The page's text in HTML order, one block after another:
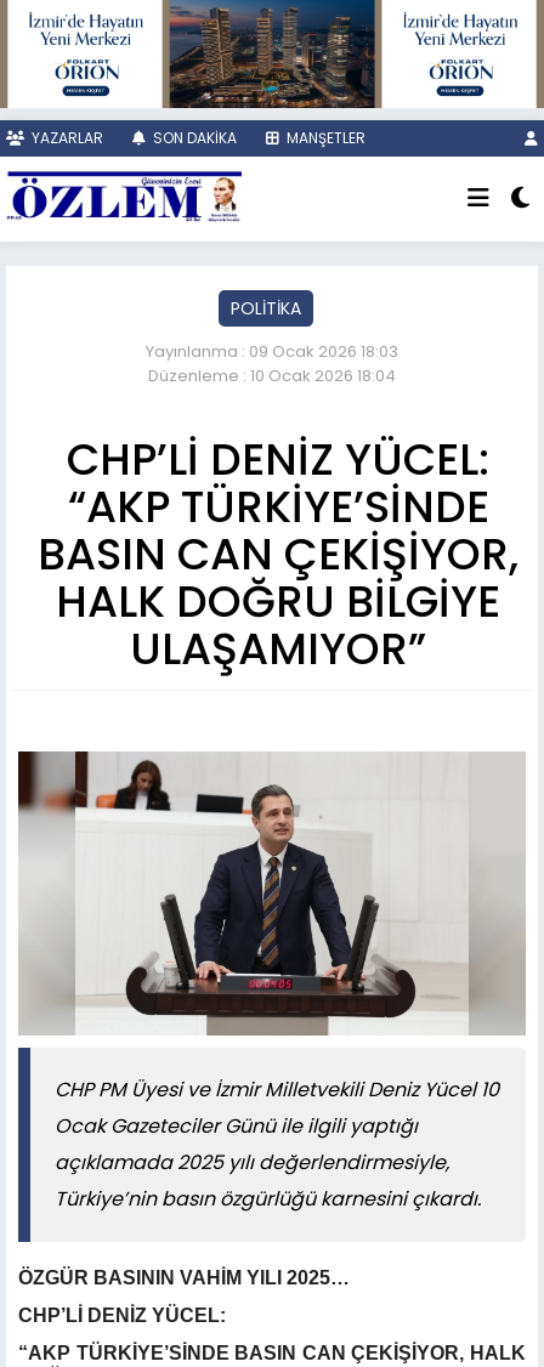
YAZARLAR SON DAKİKA MANŞETLER
POLİTİKA
Yayınlanma : 09 Ocak 2026 18:03
Düzenleme : 10 Ocak 2026 18:04
CHP’Lİ DENİZ YÜCEL:
“AKP TÜRKİYE’SİNDE
BASIN CAN ÇEKİŞİYOR,
HALK DOĞRU BİLGİYE
ULAŞAMIYOR”
CHP PM Üyesi ve İzmir Milletvekili Deniz Yücel 10
Ocak Gazeteciler Günü ile ilgili yaptığı
açıklamada 2025 yılı değerlendirmesiyle,
Türkiye’nin basın özgürlüğü karnesini çıkardı.
ÖZGÜR BASININ VAHİM YILI 2025…
CHP’Lİ DENİZ YÜCEL:
“AKP TÜRKİYE’SİNDE BASIN CAN ÇEKİŞİYOR, HALK